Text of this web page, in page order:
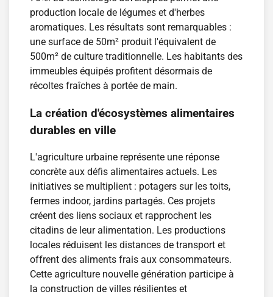
production locale de légumes et d'herbes
aromatiques. Les résultats sont remarquables :
une surface de 50m² produit l'équivalent de
500m² de culture traditionnelle. Les habitants des
immeubles équipés profitent désormais de
récoltes fraîches à portée de main.
La création d'écosystèmes alimentaires
durables en ville
L'agriculture urbaine représente une réponse
concrète aux défis alimentaires actuels. Les
initiatives se multiplient : potagers sur les toits,
fermes indoor, jardins partagés. Ces projets
créent des liens sociaux et rapprochent les
citadins de leur alimentation. Les productions
locales réduisent les distances de transport et
offrent des aliments frais aux consommateurs.
Cette agriculture nouvelle génération participe à
la construction de villes résilientes et